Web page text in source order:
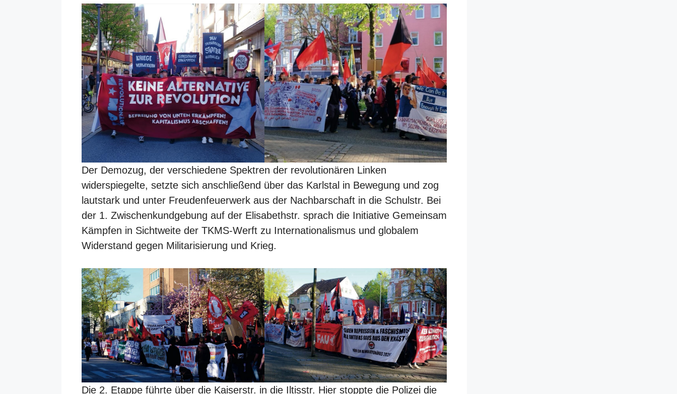
Der Demozug, der verschiedene Spektren der revolutionären Linken
widerspiegelte, setzte sich anschließend über das Karlstal in Bewegung und zog
lautstark und unter Freudenfeuerwerk aus der Nachbarschaft in die Schulstr. Bei
der 1. Zwischenkundgebung auf der Elisabethstr. sprach die Initiative Gemeinsam
Kämpfen in Sichtweite der TKMS-Werft zu Internationalismus und globalem
Widerstand gegen Militarisierung und Krieg.
Die 2. Etappe führte über die Kaiserstr. in die Iltisstr. Hier stoppte die Polizei die